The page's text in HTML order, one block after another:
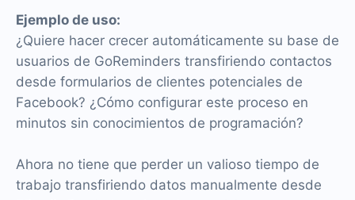
Ejemplo de uso:
¿Quiere hacer crecer automáticamente su base de
usuarios de GoReminders transfiriendo contactos
desde formularios de clientes potenciales de
Facebook? ¿Cómo configurar este proceso en
minutos sin conocimientos de programación?
Ahora no tiene que perder un valioso tiempo de
trabajo transfiriendo datos manualmente desde